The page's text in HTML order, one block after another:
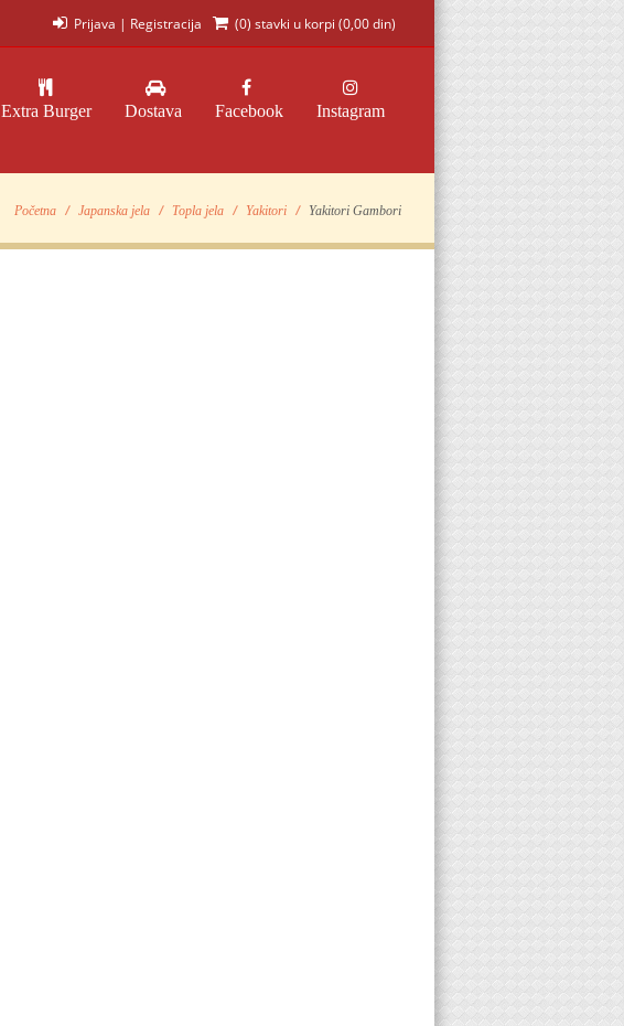
Prijava | Registracija (0) stavki u korpi (0,00 din)
Extra Burger Dostava Facebook Instagram
Početna Japanska jela Topla jela Yakitori Yakitori Gambori